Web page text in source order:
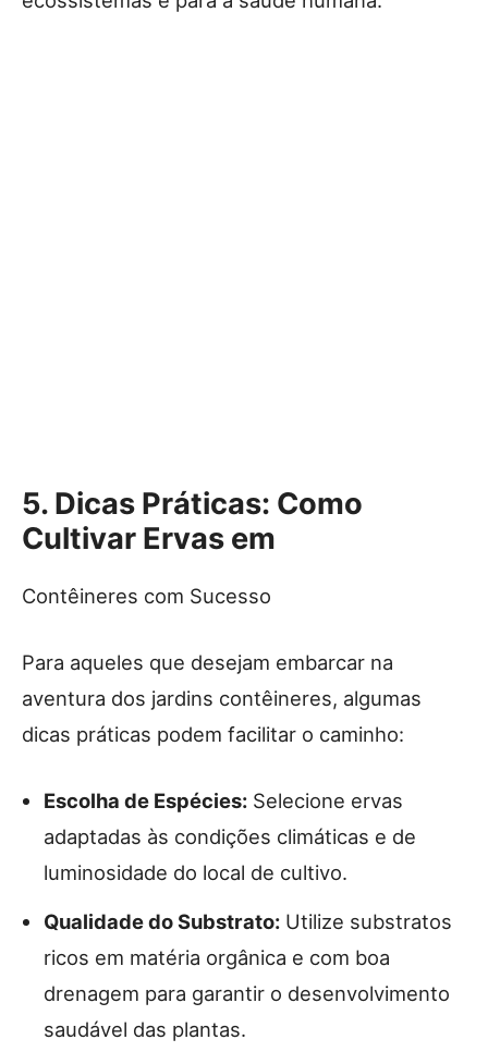
5. Dicas Práticas: Como
Cultivar Ervas em
Contêineres com Sucesso
Para aqueles que desejam embarcar na
aventura dos jardins contêineres, algumas
dicas práticas podem facilitar o caminho:
Escolha de Espécies: Selecione ervas
adaptadas às condições climáticas e de
luminosidade do local de cultivo.
Qualidade do Substrato: Utilize substratos
ricos em matéria orgânica e com boa
drenagem para garantir o desenvolvimento
saudável das plantas.